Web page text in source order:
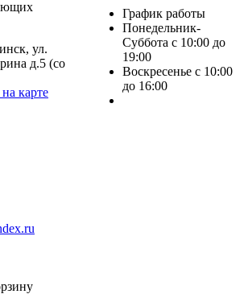
ул.
д.5 (со
карте
График работы
Понедельник-
Суббота с 10:00 до
19:00
Воскресенье с 10:00
до 16:00